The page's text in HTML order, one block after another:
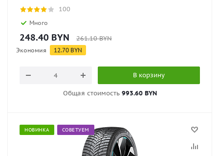
100
Много
248.40 BYN 261.10BYN
Экономия 12.70 BYN
В корзину
Общая стоимость 993.60 BYN
НОВИНКА СОВЕТУЕМ